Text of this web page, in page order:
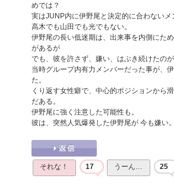
めでは？
実はJUNP内に伊野尾と決定的に合わないメ
高木でも山田でも光でもない。
伊野尾の長い低迷期は、出来事を内側にた
があるが
でも、彼を許さず、嫌い、はぶき続けたのが
当時グループ内有力メンバーだった事が、
た。
くり返す女性癖で、中心的ポジションから
だある。
伊野尾に強く注意した可能性も。
彼は、突然人気爆発した伊野尾が 今も嫌い。
それな！ 17 うーん… 25